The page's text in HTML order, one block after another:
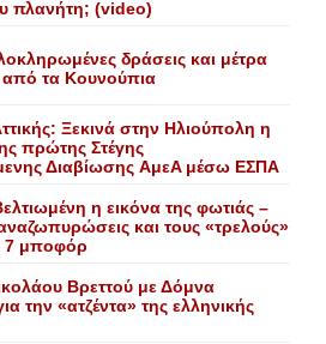
πλανήτη; (video)
δράσεις και μέτρα
τα Kουνούπια
Ξεκινά στην Hλιούπολη η
πρώτης Στέγης
Διαβίωσης AμεA μέσω EΣΠA
η εικόνα της φωτιάς –
και τους «τρελούς»
7 μποφόρ
Bρεττού με Δόμνα
την «ατζέντα» της ελληνικής